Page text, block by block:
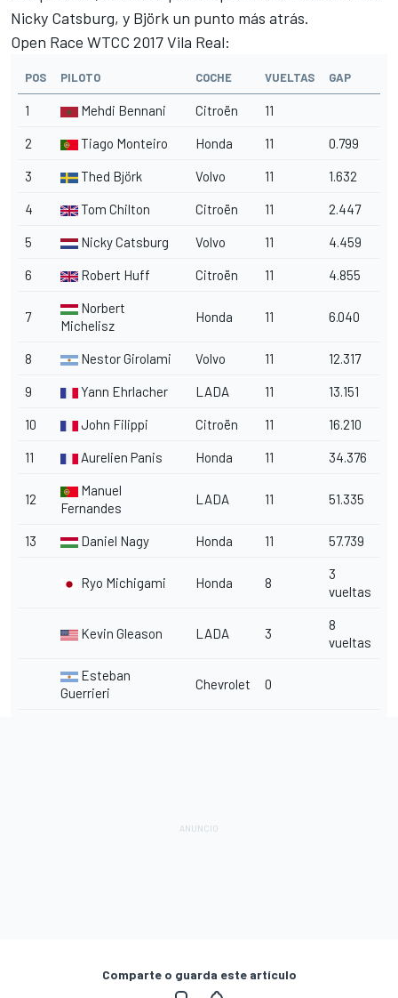
Nicky Catsburg, y Björk un punto más atrás.
Open Race WTCC 2017 Vila Real:
POS PILOTO COCHE VUELTAS GAP
1 Mehdi Bennani Citroën 11
2 Tiago Monteiro Honda 11 0.799
3 Thed Björk Volvo 11 1.632
4 Tom Chilton Citroën 11 2.447
5 Nicky Catsburg Volvo 11 4.459
6 Robert Huff Citroën 11 4.855
7
Norbert
Michelisz
Honda 11 6.040
8 Nestor Girolami Volvo 11 12.317
9 Yann Ehrlacher LADA 11 13.151
10 John Filippi Citroën 11 16.210
11 Aurelien Panis Honda 11 34.376
12
Manuel
Fernandes
LADA 11 51.335
13 Daniel Nagy Honda 11 57.739
Ryo Michigami Honda 8
3
vueltas
Kevin Gleason LADA 3
8
vueltas
Esteban
Guerrieri
Chevrolet 0
Comparte o guarda este artículo